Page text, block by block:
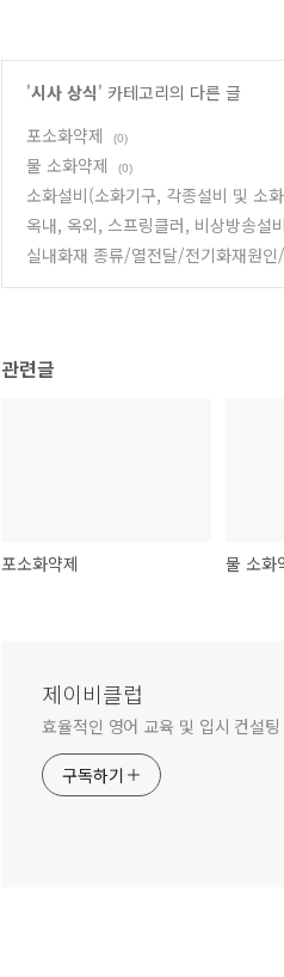
'시사 상식' 카테고리의 다른 글
포소화약제
(0)
물 소화약제 (0)
소화설비(소화기구, 각종설비 및 소
옥내, 옥외, 스프링클러, 비상방송설
실내화재 종류/열전달/전기화재원
관련글
포소화약제 물 소화
제이비클럽
효율적인 영어 교육 및 입시 컨설
구독하기